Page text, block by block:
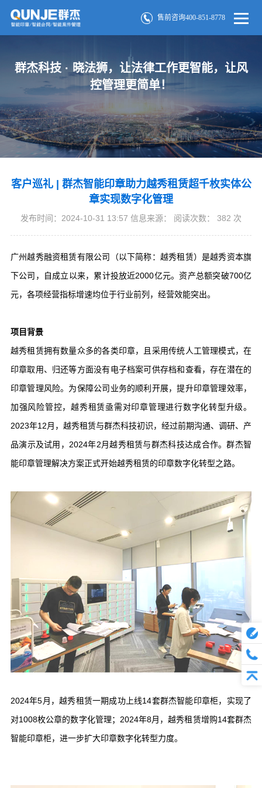
售前咨询400-851-8778
群杰科技 · 晓法狮，让法律工作更智能，让风
控管理更简单！
客户巡礼 | 群杰智能印章助力越秀租赁超千枚实体公
章实现数字化管理
发布时间：2024-10-31 13:57 信息来源： 阅读次数： 382 次
广州越秀融资租赁有限公司（以下简称：越秀租赁）是越秀资本旗
下公司，自成立以来，累计投放近2000亿元。资产总额突破700亿
元，各项经营指标增速均位于行业前列，经营效能突出。
项目背景
越秀租赁拥有数量众多的各类印章，且采用传统人工管理模式，在
印章取用、归还等方面没有电子档案可供存档和查看，存在潜在的
印章管理风险。为保障公司业务的顺利开展，提升印章管理效率，
加强风险管控，越秀租赁亟需对印章管理进行数字化转型升级。
2023年12月，越秀租赁与群杰科技初识，经过前期沟通、调研、产
品演示及试用，2024年2月越秀租赁与群杰科技达成合作。群杰智
能印章管理解决方案正式开始越秀租赁的印章数字化转型之路。
2024年5月，越秀租赁一期成功上线14套群杰智能印章柜，实现了
对1008枚公章的数字化管理；2024年8月，越秀租赁增购14套群杰
智能印章柜，进一步扩大印章数字化转型力度。